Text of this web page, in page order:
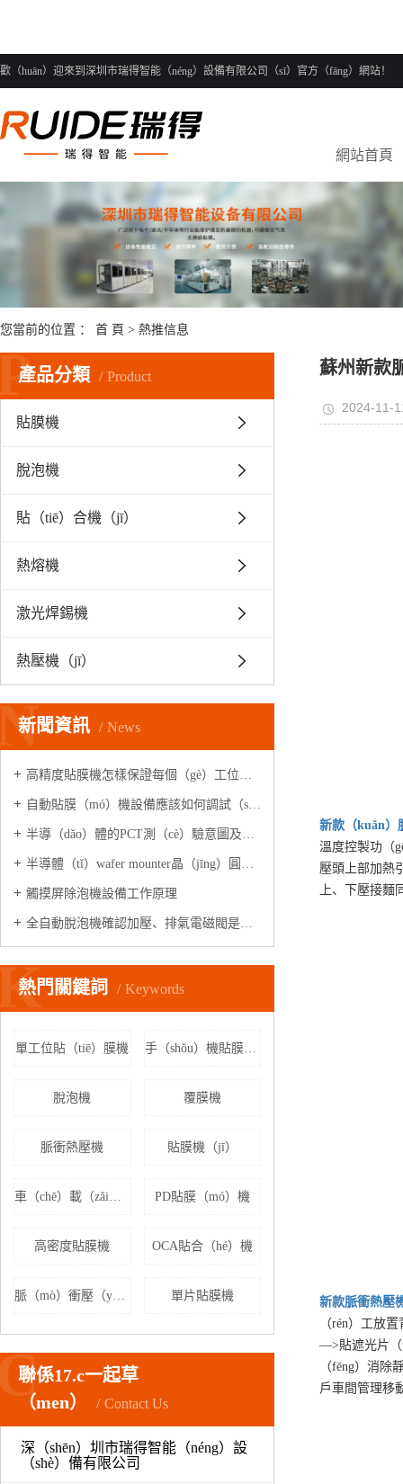
歡（huān）迎來到深圳市瑞得智能（néng）設備有限公司（sī）官方（fāng）網站！
網站首頁
您當前的位置 ： 首 頁 > 熱推信息
產品分類 Product
貼膜機
脫泡機
貼（tiē）合機（jī）
熱熔機
激光焊錫機
熱壓機（jī）
新聞資訊 News
高精度貼膜機怎樣保證每個（gè）工位高速精準出膜的
自動貼膜（mó）機設備應該如何調試（shì）操作呢？
半導（dǎo）體的PCT測（cè）驗意圖及除氣泡設備
半導體（tǐ）wafer mounter晶（jīng）圓貼膜機是做什麽的?
觸摸屏除泡機設備工作原理
全自動脫泡機確認加壓、排氣電磁閥是否正常工作?
熱門關鍵詞 Keywords
單工位貼（tiē）膜機 手（shǒu）機貼膜機（jī）
脫泡機 覆膜機
脈衝熱壓機 貼膜機（jī）
車（chē）載（zǎi）貼膜機 PD貼膜（mó）機
高密度貼膜機 OCA貼合（hé）機
脈（mò）衝壓（yā）頭 單片貼膜機
聯係17.c一起草
（men）
Contact Us
深（shēn）圳市瑞得智能（néng）設
（shè）備有限公司
蘇州新款
2024-11-
新款（kuǎn）
溫度控製功（
壓頭上部加熱
上、下壓接
新款脈衝熱壓
（rén）工放
—>貼遮光片（
（fēng）消
戶車間管理移